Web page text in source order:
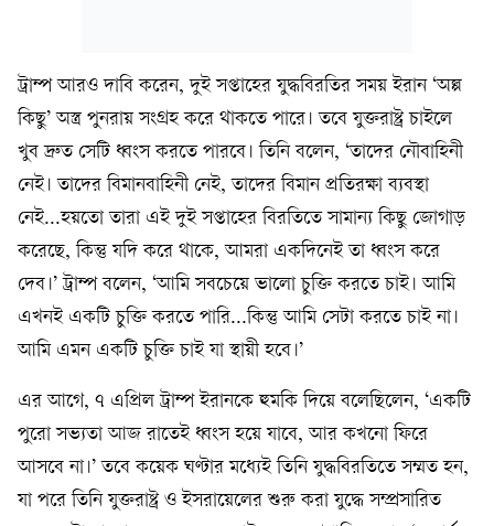
ট্রাম্প আরও দাবি করেন, দুই সপ্তাহের যুদ্ধবিরতির সময় ইরান ‘অল্প
কিছু’ অস্ত্র পুনরায় সংগ্রহ করে থাকতে পারে। তবে যুক্তরাষ্ট্র চাইলে
খুব দ্রুত সেটি ধ্বংস করতে পারবে। তিনি বলেন, ‘তাদের নৌবাহিনী
নেই। তাদের বিমানবাহিনী নেই, তাদের বিমান প্রতিরক্ষা ব্যবস্থা
নেই...হয়তো তারা এই দুই সপ্তাহের বিরতিতে সামান্য কিছু জোগাড়
করেছে, কিন্তু যদি করে থাকে, আমরা একদিনেই তা ধ্বংস করে
দেব।’ ট্রাম্প বলেন, ‘আমি সবচেয়ে ভালো চুক্তি করতে চাই। আমি
এখনই একটি চুক্তি করতে পারি...কিন্তু আমি সেটা করতে চাই না।
আমি এমন একটি চুক্তি চাই যা স্থায়ী হবে।’
এর আগে, ৭ এপ্রিল ট্রাম্প ইরানকে হুমকি দিয়ে বলেছিলেন, ‘একটি
পুরো সভ্যতা আজ রাতেই ধ্বংস হয়ে যাবে, আর কখনো ফিরে
আসবে না।’ তবে কয়েক ঘণ্টার মধ্যেই তিনি যুদ্ধবিরতিতে সম্মত হন,
যা পরে তিনি যুক্তরাষ্ট্র ও ইসরায়েলের শুরু করা যুদ্ধে সম্প্রসারিত